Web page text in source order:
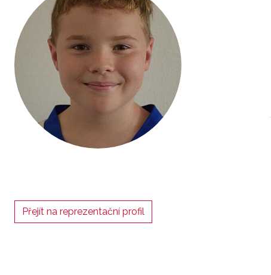
Přejít na reprezentační profil